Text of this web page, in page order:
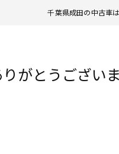
千葉県成田の中古車
がとうござい